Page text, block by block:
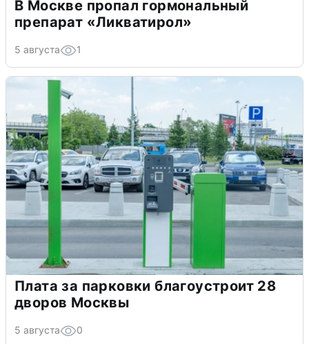
В Москве пропал гормональный
препарат «Ликватирол»
5 августа 1
Плата за парковки благоустроит 28
дворов Москвы
5 августа 0